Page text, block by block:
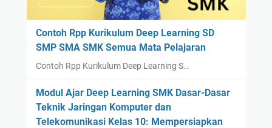
Contoh Rpp Kurikulum Deep Learning SD
SMP SMA SMK Semua Mata Pelajaran
Contoh Rpp Kurikulum Deep Learning S…
Modul Ajar Deep Learning SMK Dasar-Dasar
Teknik Jaringan Komputer dan
Telekomunikasi Kelas 10: Mempersiapkan